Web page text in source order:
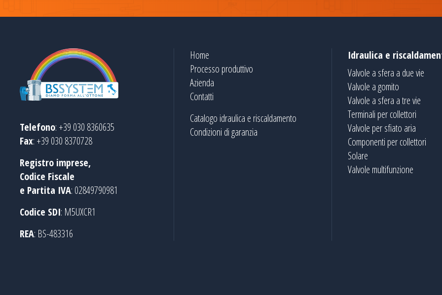
Telefono: +39 030 8360635
Fax: +39 030 8370728
Registro imprese,
Codice Fiscale
e Partita IVA: 02849790981
Codice SDI: M5UXCR1
REA: BS-483316
Home
Processo produttivo
Azienda
Contatti
Catalogo idraulica e riscaldamento
Condizioni di garanzia
Idraulica e
Valvole a sfera a due vie
Valvole a gomito
Valvole a sfera a tre vie
Terminali per collettori
Valvole per sfiato aria
Componenti per collettori
Solare
Valvole multifunzione